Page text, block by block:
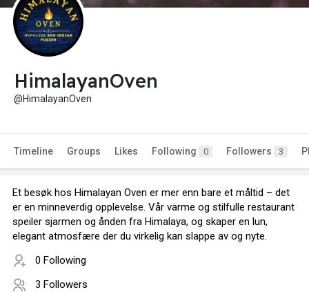
HimalayanOven
@HimalayanOven
Timeline Groups Likes Following 0 Followers 3
Et besøk hos Himalayan Oven er mer enn bare et måltid – det
er en minneverdig opplevelse. Vår varme og stilfulle restaurant
speiler sjarmen og ånden fra Himalaya, og skaper en lun,
elegant atmosfære der du virkelig kan slappe av og nyte.
0 Following
3 Followers